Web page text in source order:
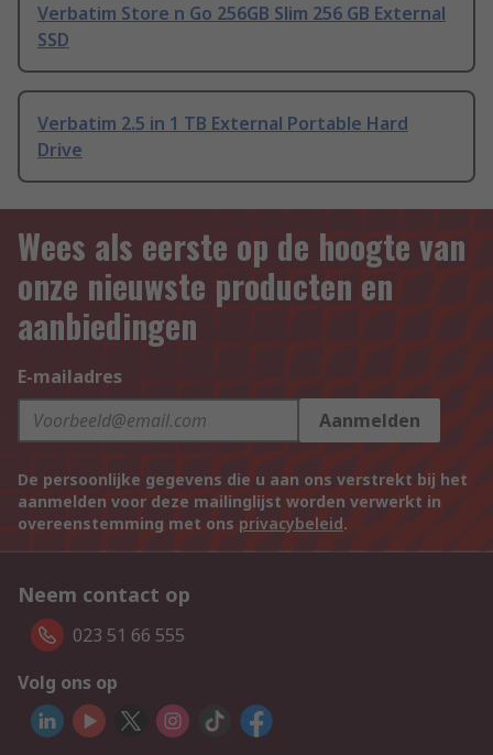
Verbatim Store n Go 256GB Slim 256 GB External
SSD
Verbatim 2.5 in 1 TB External Portable Hard
Drive
Wees als eerste op de hoogte van
onze nieuwste producten en
aanbiedingen
E-mailadres
Aanmelden
De persoonlijke gegevens die u aan ons verstrekt bij het
aanmelden voor deze mailinglijst worden verwerkt in
overeenstemming met ons privacybeleid.
Neem contact op
023 51 66 555
Volg ons op